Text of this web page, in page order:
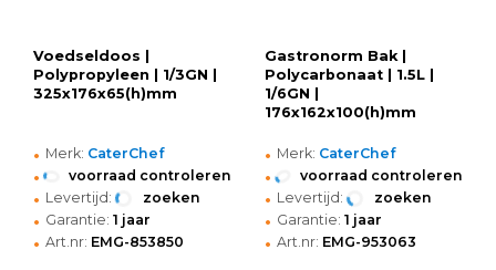
Voedseldoos |
Polypropyleen | 1/3GN |
325x176x65(h)mm
• Merk: CaterChef
• voorraad controleren
• Levertijd: zoeken
• Garantie: 1 jaar
• Art.nr: EMG-853850
Gastronorm Bak |
Polycarbonaat | 1.5L |
1/6GN |
176x162x100(h)mm
• Merk: CaterChef
• voorraad controleren
• Levertijd: zoeken
• Garantie: 1 jaar
• Art.nr: EMG-953063